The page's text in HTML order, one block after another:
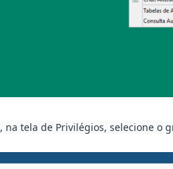
na tela de Privilégios, selecione o